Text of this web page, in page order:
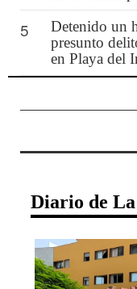
5
Detenido un
presunto
en Playa del
Diario de